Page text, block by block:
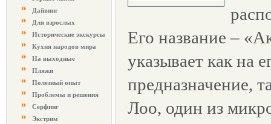
Дайвинг
Для взрослых
Исторические экскурсы
Кухня народов мира
На выходные
Пляжи
Полезный опыт
Проблемы и решения
Серфинг
Экстрим
Его название –
указывает как на
предназначение,
Лоо, один из